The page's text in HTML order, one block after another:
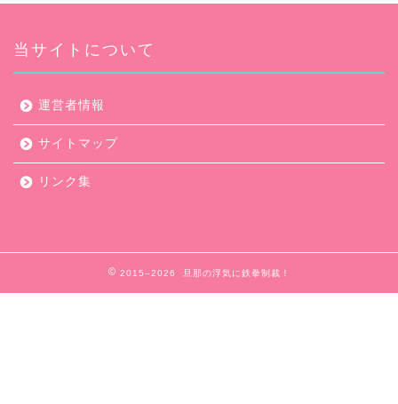
当サイトについて
運営者情報
サイトマップ
リンク集
2015–2026 旦那の浮気に鉄拳制裁！